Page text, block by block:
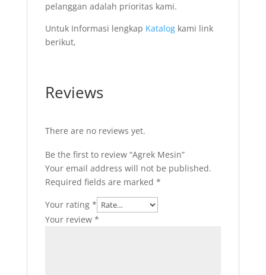
pelanggan adalah prioritas kami.
Untuk Informasi lengkap Katalogkami link
berikut,
Reviews
There are no reviews yet.
Be the first to review “Agrek Mesin”
Your email address will not be published.
Required fields are marked *
Your rating *
Your review *